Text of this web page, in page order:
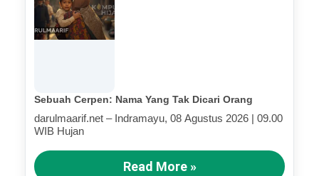
Sebuah Cerpen: Nama Yang Tak Dicari Orang
darulmaarif.net – Indramayu, 08 Agustus 2026 | 09.00
WIB Hujan
Read More »